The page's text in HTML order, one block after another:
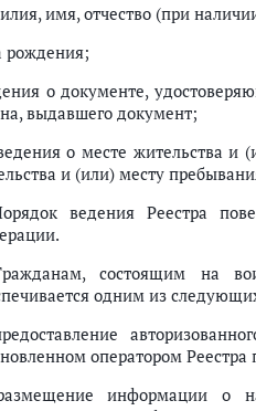
имя, отчество (при
рождения;
о документе,
выдавшего документ;
о месте жительства и
и (или) месту
ведения Реестра
состоящим на
одним из
оператором Реестра
информации о